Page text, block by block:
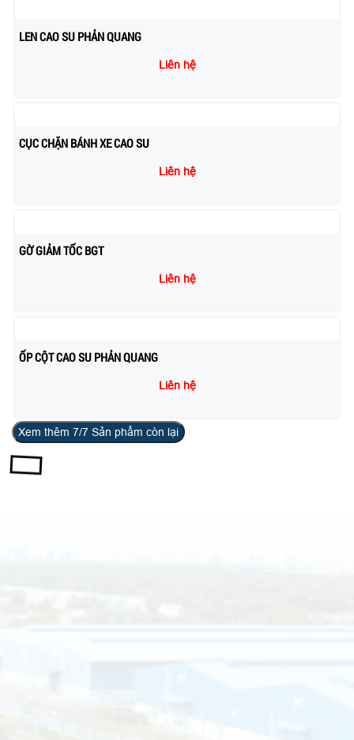
LEN CAO SU PHẢN QUANG
Liên hệ
CỤC CHẶN BÁNH XE CAO SU
Liên hệ
GỜ GIẢM TỐC BGT
Liên hệ
ỐP CỘT CAO SU PHẢN QUANG
Liên hệ
Xem thêm 7/7 Sản phẩm còn lại